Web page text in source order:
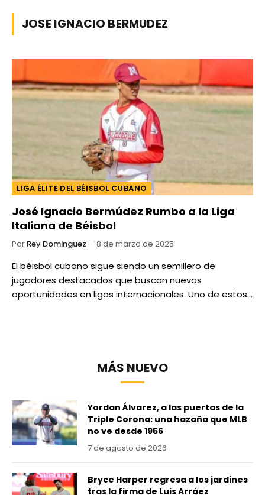
JOSE IGNACIO BERMUDEZ
LIGA ÉLITE DEL BÉISBOL CUBANO
José Ignacio Bermúdez Rumbo a la Liga
Italiana de Béisbol
Por Rey Dominguez 8 de marzo de 2025
El béisbol cubano sigue siendo un semillero de
jugadores destacados que buscan nuevas
oportunidades en ligas internacionales. Uno de estos…
MÁS NUEVO
Yordan Álvarez, a las puertas de la
Triple Corona: una hazaña que MLB
no ve desde 1956
7 de agosto de 2026
Bryce Harper regresa a los jardines
tras la firma de Luis Arráez